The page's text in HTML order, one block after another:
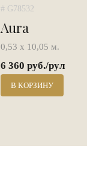
# G78532
Aura
0,53 х 10,05 м.
6 360 руб./рул
В КОРЗИНУ